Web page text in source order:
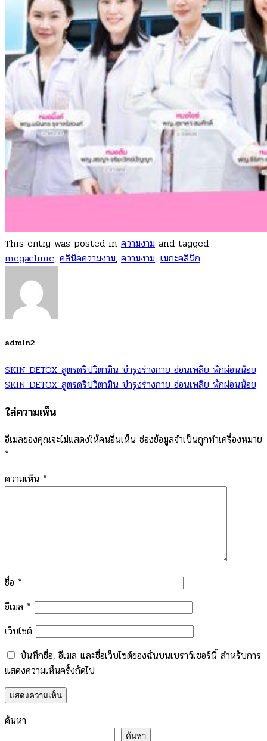
This entry was posted in ความงาม and tagged
megaclinic, คลินิคความงาม, ความงาม, เมกะคลินิก.
admin2
SKIN DETOX สูตรดริปวิตามิน บํารุงร่างกาย อ่อนเพลีย พักผ่อนน้อย
SKIN DETOX สูตรดริปวิตามิน บํารุงร่างกาย อ่อนเพลีย พักผ่อนน้อย
ใส่ความเห็น
อีเมลของคุณจะไม่แสดงให้คนอื่นเห็น ช่องข้อมูลจำเป็นถูกทำเครื่องหมาย
*
ความเห็น *
ชื่อ *
อีเมล *
เว็บไซต์
บันทึกชื่อ, อีเมล และชื่อเว็บไซต์ของฉันบนเบราว์เซอร์นี้ สำหรับการ
แสดงความเห็นครั้งถัดไป
ค้นหา
ค้นหา